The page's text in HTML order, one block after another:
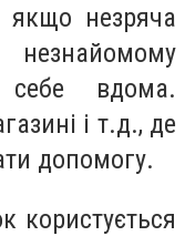
якщо незряча
ому
вдома.
і т.д., де
допомогу.
користується